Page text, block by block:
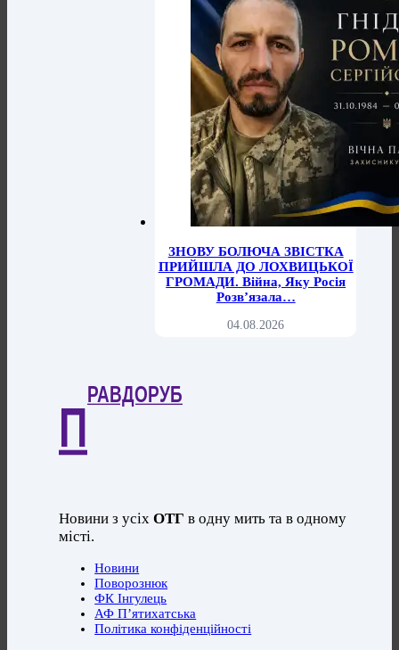
ЗНОВУ БОЛЮЧА ЗВІСТКА
ПРИЙШЛА ДО ЛОХВИЦЬКОЇ
ГРОМАДИ. Війна, Яку Росія
Розв’язала…
04.08.2026
П
РАВДОРУБ
Новини з усіхОТГ в одну мить та в одному
місті.
Новини
Поворознюк
ФК Інгулець
АФ П’ятихатська
Політика конфіденційності